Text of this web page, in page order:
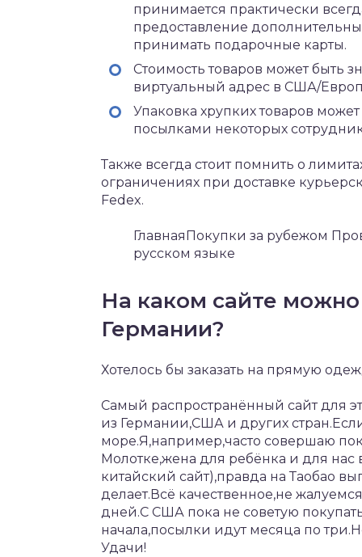
принимается практически
предоставление
принимать подарочные карты.
Стоимость товаров может быть
виртуальный адрес в США/
Упаковка хрупких товаров
посылками некоторых
Также всегда стоит помнить о
ограничениях при доставке
Fedex.
ГлавнаяПокупки за рубежом
русском языке
На каком сайте
Германии?
Хотелось бы заказать на прямую
Самый распространённый сайт для
из Германии,США и других
море.Я,например,часто совершаю
Молотке,жена для ребёнка и для
китайский сайт),правда на Таобао
делает.Всё качественное,не
дней.С США пока не советую
начала,посылки идут месяца по
Удачи!